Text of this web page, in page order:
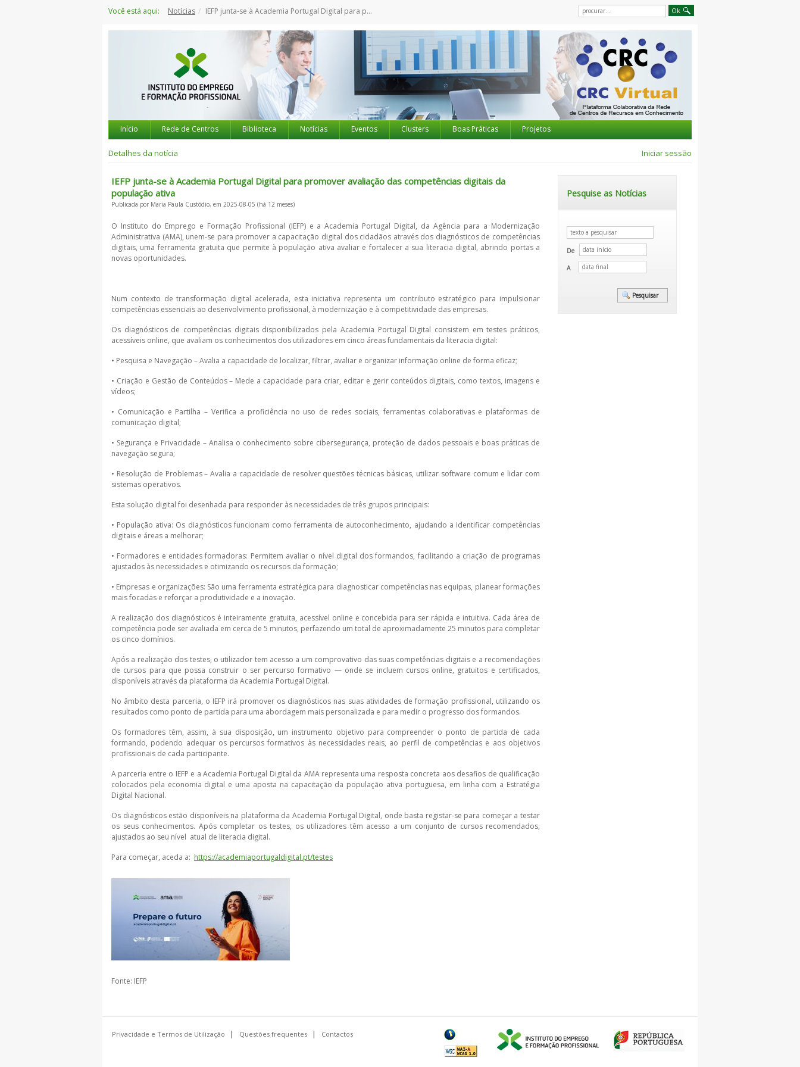
para
Você está aqui: Notícias IEFP junta-se à Academia Portugal Digital para promover avaliação das competências digitais da população ativa
Início Rede de Centros Biblioteca Notícias Eventos Clusters Boas Práticas Projetos
Detalhes da notícia Iniciar sessão
IEFP junta-se à Academia Portugal Digital para promover avaliação das competências digitais da
população ativa
Publicada por Maria Paula Custódio, em 2025-08-05 (há 12 meses)
O Instituto do Emprego e Formação Profissional (IEFP) e a Academia Portugal Digital, da Agência para a Modernização
Administrativa (AMA), unem-se para promover a capacitação digital dos cidadãos através dos diagnósticos de competências
digitais, uma ferramenta gratuita que permite à população ativa avaliar e fortalecer a sua literacia digital, abrindo portas a
novas oportunidades.
Num contexto de transformação digital acelerada, esta iniciativa representa um contributo estratégico para impulsionar
competências essenciais ao desenvolvimento profissional, à modernização e à competitividade das empresas.
Os diagnósticos de competências digitais disponibilizados pela Academia Portugal Digital consistem em testes práticos,
acessíveis online, que avaliam os conhecimentos dos utilizadores em cinco áreas fundamentais da literacia digital:
• Pesquisa e Navegação – Avalia a capacidade de localizar, filtrar, avaliar e organizar informação online de forma eficaz;
• Criação e Gestão de Conteúdos – Mede a capacidade para criar, editar e gerir conteúdos digitais, como textos, imagens e
vídeos;
• Comunicação e Partilha – Verifica a proficiência no uso de redes sociais, ferramentas colaborativas e plataformas de
comunicação digital;
• Segurança e Privacidade – Analisa o conhecimento sobre cibersegurança, proteção de dados pessoais e boas práticas de
navegação segura;
• Resolução de Problemas – Avalia a capacidade de resolver questões técnicas básicas, utilizar software comum e lidar com
sistemas operativos.
Esta solução digital foi desenhada para responder às necessidades de três grupos principais:
• População ativa: Os diagnósticos funcionam como ferramenta de autoconhecimento, ajudando a identificar competências
digitais e áreas a melhorar;
• Formadores e entidades formadoras: Permitem avaliar o nível digital dos formandos, facilitando a criação de programas
ajustados às necessidades e otimizando os recursos da formação;
• Empresas e organizações: São uma ferramenta estratégica para diagnosticar competências nas equipas, planear formações
mais focadas e reforçar a produtividade e a inovação.
A realização dos diagnósticos é inteiramente gratuita, acessível online e concebida para ser rápida e intuitiva. Cada área de
competência pode ser avaliada em cerca de 5 minutos, perfazendo um total de aproximadamente 25 minutos para completar
os cinco domínios.
Após a realização dos testes, o utilizador tem acesso a um comprovativo das suas competências digitais e a recomendações
de cursos para que possa construir o ser percurso formativo — onde se incluem cursos online, gratuitos e certificados,
disponíveis através da plataforma da Academia Portugal Digital.
No âmbito desta parceria, o IEFP irá promover os diagnósticos nas suas atividades de formação profissional, utilizando os
resultados como ponto de partida para uma abordagem mais personalizada e para medir o progresso dos formandos.
Os formadores têm, assim, à sua disposição, um instrumento objetivo para compreender o ponto de partida de cada
formando, podendo adequar os percursos formativos às necessidades reais, ao perfil de competências e aos objetivos
profissionais de cada participante.
A parceria entre o IEFP e a Academia Portugal Digital da AMA representa uma resposta concreta aos desafios de qualificação
colocados pela economia digital e uma aposta na capacitação da população ativa portuguesa, em linha com a Estratégia
Digital Nacional.
Os diagnósticos estão disponíveis na plataforma da Academia Portugal Digital, onde basta registar-se para começar a testar
os seus conhecimentos. Após completar os testes, os utilizadores têm acesso a um conjunto de cursos recomendados,
ajustados ao seu nível atual de literacia digital.
Para começar, aceda a: https://academiaportugaldigital.pt/testes
Fonte: IEFP
Pesquise as Notícias
De
A
Privacidade e Termos de Utilização Questões frequentes Contactos